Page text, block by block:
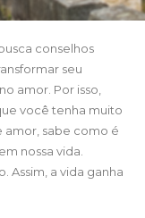
conselhos
seu
amor. Por isso,
você tenha muito
amor, sabe como é
nossa vida.
Assim, a vida ganha